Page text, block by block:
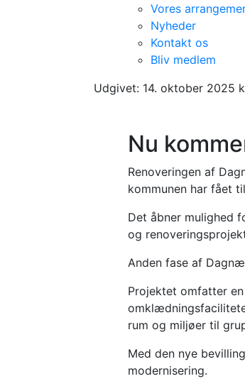
Vores
Nyheder
Kontakt os
Bliv medlem
Ombygning af
Udgivet: 14. oktober 2025
Nu
Renoveringen af
kommunen har fået
Det åbner mulighed
og
Anden fase af
Projektet omfatter
rum og miljøer til
Med den nye
modernisering.